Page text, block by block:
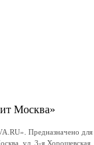
Москва»
Предназначено для
ул. 3-я